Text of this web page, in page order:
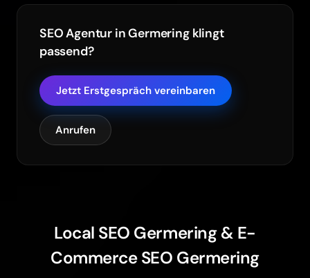
SEO Agentur in Germering klingt
passend?
Jetzt Erstgespräch vereinbaren
Anrufen
Local SEO Germering & E-
Commerce SEO Germering